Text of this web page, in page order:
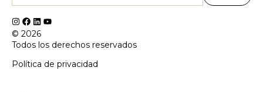
© 2026
Todos los derechos reservados
Política de privacidad